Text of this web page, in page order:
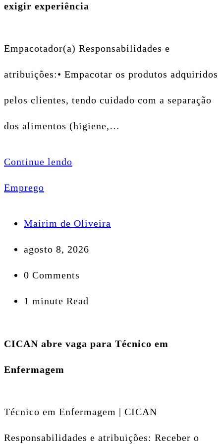
exigir experiência
Empacotador(a) Responsabilidades e
atribuições:• Empacotar os produtos adquiridos
pelos clientes, tendo cuidado com a separação
dos alimentos (higiene,…
Continue lendo
Emprego
Mairim de Oliveira
agosto 8, 2026
0 Comments
1 minute Read
CICAN abre vaga para Técnico em
Enfermagem
Técnico em Enfermagem | CICAN
Responsabilidades e atribuições: Receber o